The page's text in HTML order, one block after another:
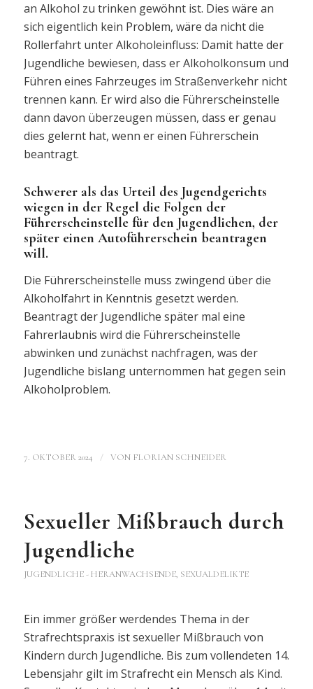
an Alkohol zu trinken gewöhnt ist. Dies wäre an
sich eigentlich kein Problem, wäre da nicht die
Rollerfahrt unter Alkoholeinfluss: Damit hatte der
Jugendliche bewiesen, dass er Alkoholkonsum und
Führen eines Fahrzeuges im Straßenverkehr nicht
trennen kann. Er wird also die Führerscheinstelle
dann davon überzeugen müssen, dass er genau
dies gelernt hat, wenn er einen Führerschein
beantragt.
Schwerer als das Urteil des Jugendgerichts
wiegen in der Regel die Folgen der
Führerscheinstelle für den Jugendlichen, der
später einen Autoführerschein beantragen
will.
Die Führerscheinstelle muss zwingend über die
Alkoholfahrt in Kenntnis gesetzt werden.
Beantragt der Jugendliche später mal eine
Fahrerlaubnis wird die Führerscheinstelle
abwinken und zunächst nachfragen, was der
Jugendliche bislang unternommen hat gegen sein
Alkoholproblem.
7. OKTOBER 2024 / VON FLORIAN SCHNEIDER
Sexueller Mißbrauch durch
Jugendliche
JUGENDLICHE - HERANWACHSENDE, SEXUALDELIKTE
Ein immer größer werdendes Thema in der
Strafrechtspraxis ist sexueller Mißbrauch von
Kindern durch Jugendliche. Bis zum vollendeten 14.
Lebensjahr gilt im Strafrecht ein Mensch als Kind.